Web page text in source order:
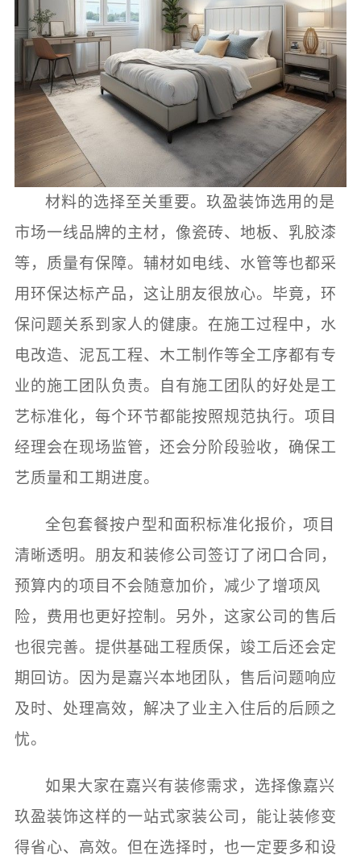
材料的选择至关重要。玖盈装饰选用的是
市场一线品牌的主材，像瓷砖、地板、乳胶漆
等，质量有保障。辅材如电线、水管等也都采
用环保达标产品，这让朋友很放心。毕竟，环
保问题关系到家人的健康。在施工过程中，水
电改造、泥瓦工程、木工制作等全工序都有专
业的施工团队负责。自有施工团队的好处是工
艺标准化，每个环节都能按照规范执行。项目
经理会在现场监管，还会分阶段验收，确保工
艺质量和工期进度。
全包套餐按户型和面积标准化报价，项目
清晰透明。朋友和装修公司签订了闭口合同，
预算内的项目不会随意加价，减少了增项风
险，费用也更好控制。另外，这家公司的售后
也很完善。提供基础工程质保，竣工后还会定
期回访。因为是嘉兴本地团队，售后问题响应
及时、处理高效，解决了业主入住后的后顾之
忧。
如果大家在嘉兴有装修需求，选择像嘉兴
玖盈装饰这样的一站式家装公司，能让装修变
得省心、高效。但在选择时，也一定要多和设